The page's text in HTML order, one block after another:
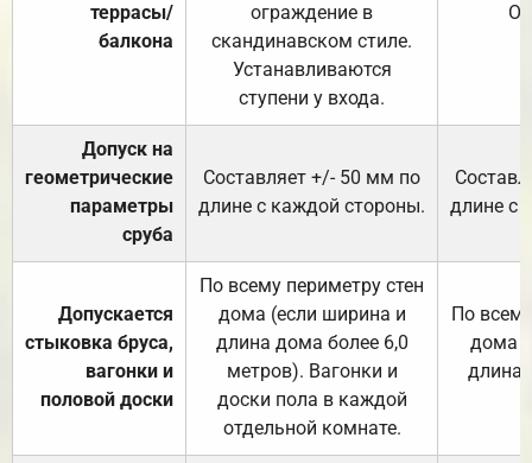
террасы/
балкона
ограждение в
скандинавском стиле.
Устанавливаются
ступени у входа.
Допуск на
геометрические
параметры
сруба
Составляет +/- 50 мм по
длине с каждой стороны.
длине с
Допускается
стыковка бруса,
вагонки и
половой доски
По всему периметру стен
дома (если ширина и
длина дома более 6,0
метров). Вагонки и
доски пола в каждой
отдельной комнате.
По
дома
длина